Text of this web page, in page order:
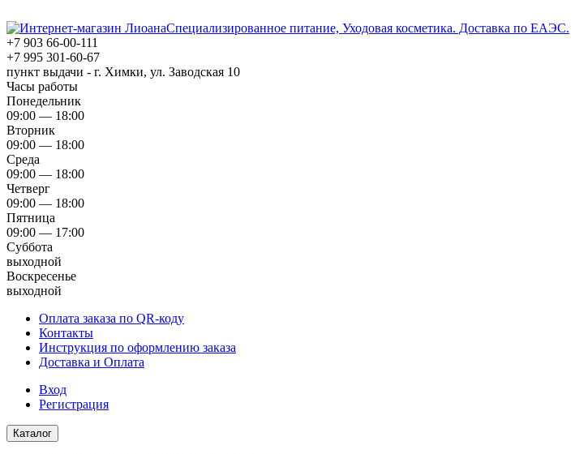
Специализированное питание, Уходовая косметика. Доставка по ЕАЭС.
+7 903 66-00-111
+7 995 301-60-67
пункт выдачи - г. Химки, ул. Заводская 10
Часы работы
Понедельник
09:00 — 18:00
Вторник
09:00 — 18:00
Среда
09:00 — 18:00
Четверг
09:00 — 18:00
Пятница
09:00 — 17:00
Суббота
выходной
Воскресенье
выходной
Оплата заказа по QR-коду
Контакты
Инструкция по оформлению заказа
Доставка и Оплата
Вход
Регистрация
Каталог